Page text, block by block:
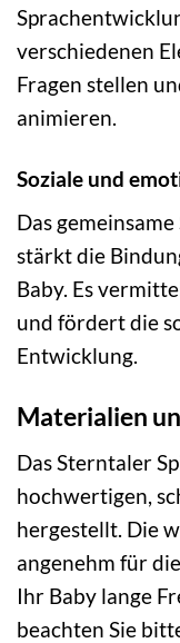
verschiedenen
Fragen stellen
animieren.
Soziale und
Das
stärkt die
Baby. Es
und fördert die
Entwicklung.
Materialien
Das Sterntaler
hochwertigen,
hergestellt. Die
angenehm für
Ihr Baby lange
beachten Sie